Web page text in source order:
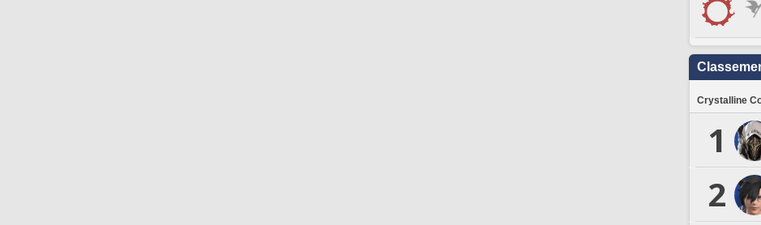
Crystalline
1
2